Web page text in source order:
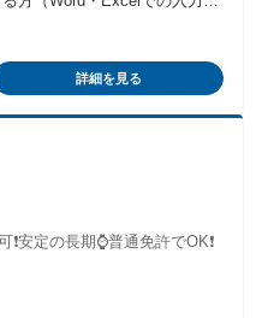
る通勤・皆勤・家族手当金
その他手当金額：なし ※年
決定します。
ん！ ⇒授業・独学などでス
かせます。 【下記の方
の方歓迎！ ◆未経験ok！ ◆
のためわからないことは親
す。
詳細を見る
❗安定の長期⌚普通免許でOK❗